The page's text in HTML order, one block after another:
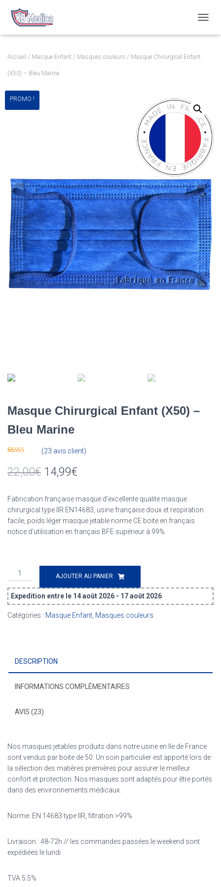
O
G
A
T
I
O
N
Accueil / Masque Enfant / Masques couleurs / Masque Chirurgical Enfant
(X50) – Bleu Marine
PROMO !
Masque Chirurgical Enfant (X50) –
Bleu Marine
surnotations
client
(23 avis client)
22,00€ 14,99€
Fabrication française masque d’excellente qualite masque
chirurgical type IIR EN14683, usine française doux et respiration
facile, poids léger masque jetable norme CE boite en français
notice d’utilisation en français BFE supérieur à 99%
quantité
de
Masque
Chirurgical
Enfant
Marine
AJOUTER AU PANIER
Expedition entre le 14 août 2026 - 17 août 2026
Catégories : Masque Enfant Masques couleurs
DESCRIPTION
INFORMATIONS COMPLÉMENTAIRES
AVIS (23)
Nos masques jetables produits dans notre usine en Ile de France
sont vendus par boite de 50. Un soin particulier est apporté lors de
la sélection des matières premières pour assurer le meilleur
confort et protection. Nos masques sont adaptés pour être portés
dans des environnements médicaux.
Norme: EN 14683 type IIR, filtration >99%
Livraison : 48-72h // les commandes passées le weekend sont
expédiées le lundi
TVA 5.5%